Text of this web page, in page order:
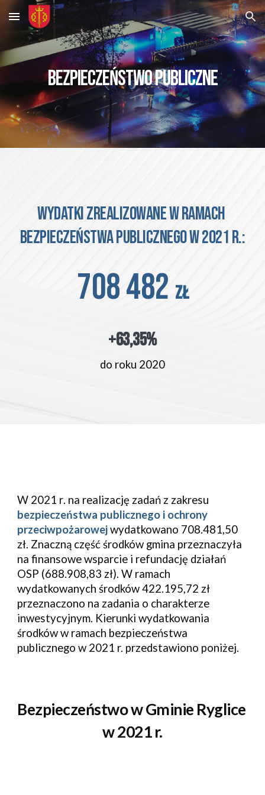
Skip to main content Skip to navigation
BEZPIECZEŃSTWO PUBLICZNE
Wydatki zrealizowane w ramach
bezpieczeństwa publicznego w 2021 r.:
708 482 zł
+63,35%
do roku 2020
W 2021 r. na realizację zadań z zakresu
bezpieczeństwa publicznego i ochrony
przeciwpożarowej wydatkowano
zł. Znaczną część środków gmina przeznaczyła
na finansowe wsparcie i refundację działań
OSP (688.908,83 zł). W ramach
wydatkowanych środków 422.195,72 zł
przeznaczono na zadania o charakterze
inwestycyjnym. Kierunki wydatkowania
środków w ramach bezpieczeństwa
publicznego w 2021 r. przedstawiono poniżej.
Bezpieczeństwo w Gminie Ryglice
w 2021 r.